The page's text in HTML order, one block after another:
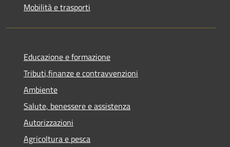
Mobilità e trasporti
Educazione e formazione
Tributi,finanze e contravvenzioni
Ambiente
Salute, benessere e assistenza
Autorizzazioni
Agricoltura e pesca